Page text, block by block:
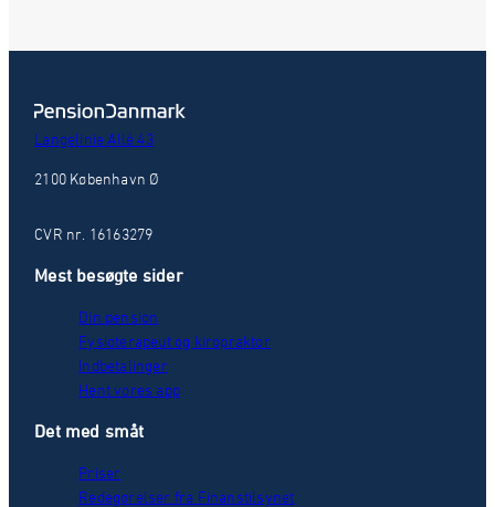
Langelinie Allé 43
2100 København Ø
CVR nr. 16163279
Mest besøgte sider
Din pension
Fysioterapeut og kiropraktor
Indbetalinger
Hent vores app
Det med småt
Priser
Redegørelser fra Finanstilsynet